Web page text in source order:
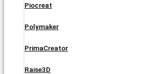
Piocreat
Polymaker
PrimaCreator
Raise3D